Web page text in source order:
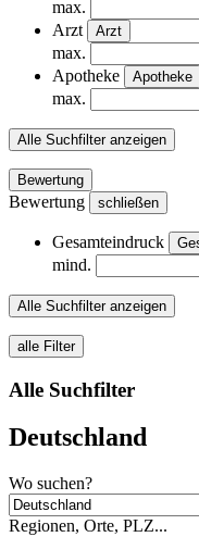
max.
Arzt
Arzt
max.
Apotheke
Apotheke
max.
Alle Suchfilter anzeigen
Bewertung
Bewertung schließen
Gesamteindruck
mind.
Alle Suchfilter anzeigen
alle Filter
Alle Suchfilter
Deutschland
Wo suchen?
Regionen, Orte, PLZ...